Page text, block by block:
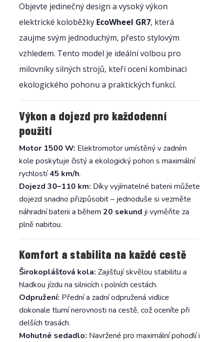
Objevte jedinečný design a vysoký výkon
elektrické koloběžky EcoWheel GR7, která
zaujme svým jednoduchým, přesto stylovým
vzhledem. Tento model je ideální volbou pro
milovníky silných strojů, kteří ocení kombinaci
ekologického pohonu a praktických funkcí.
Výkon a dojezd pro každodenní
použití
Motor 1500 W: Elektromotor umístěný v zadním
kole poskytuje čistý a ekologický pohon s maximální
rychlostí45 km/h.
Dojezd 30–110 km: Díky vyjímatelné baterii můžete
dojezd snadno přizpůsobit – jednoduše si vezměte
náhradní baterii a během 20 sekund ji vyměňte za
plně nabitou.
Komfort a stabilita na každé cestě
Širokoplášťová kola: Zajišťují skvělou stabilitu a
hladkou jízdu na silnicích i polních cestách.
Odpružení: Přední a zadní odpružená vidlice
dokonale tlumí nerovnosti na cestě, což oceníte při
delších trasách.
Mohutné sedadlo: Navržené pro maximální pohodlí i